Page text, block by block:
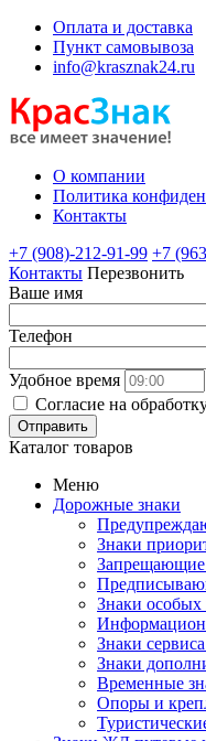
Оплата и доставка
Пункт самовывоза
info@krasznak24.ru
О компании
Политика
Контакты
+7 (908)-212-91-99 +7
Контакты Перезвонить
Ваше имя
Телефон
Удобное время
Согласие на
Отправить
Каталог товаров
Меню
Дорожные знаки
Знаки
Запрещающие
Знаки
Знаки сервиса
Знаки
Временные
Опоры и